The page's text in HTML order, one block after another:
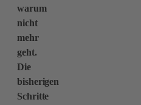
warum
nicht
mehr
geht.
Die
bisherigen
Schritte